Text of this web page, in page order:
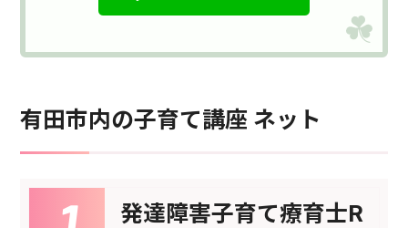
有田市内の子育て講座 ネット
発達障害子育て療育士R